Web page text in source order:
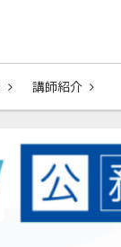
講師紹介